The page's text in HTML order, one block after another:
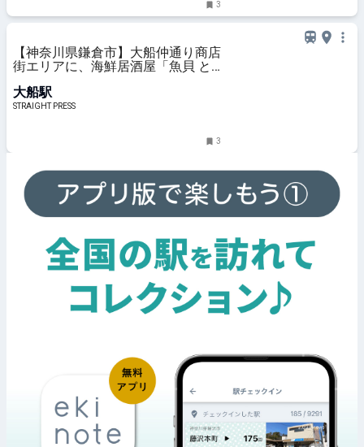
3
【神奈川県鎌倉市】大船仲通り商店
街エリアに、海鮮居酒屋「魚貝 と
大船駅
STRAIGHT PRESS
3